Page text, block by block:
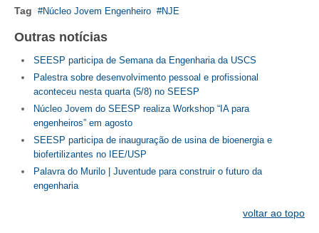
Tag Núcleo Jovem Engenheiro NJE
Outras notícias
SEESP participa de Semana da Engenharia da USCS
Palestra sobre desenvolvimento pessoal e profissional
aconteceu nesta quarta (5/8) no SEESP
Núcleo Jovem do SEESP realiza Workshop “IA para
engenheiros” em agosto
SEESP participa de inauguração de usina de bioenergia e
biofertilizantes no IEE/USP
Palavra do Murilo | Juventude para construir o futuro da
engenharia
voltar ao topo